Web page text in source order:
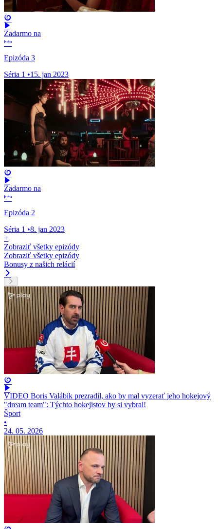
Zadarmo na
Epizóda 3
Séria 1 •15. jan 2023
Zadarmo na
Epizóda 2
Séria 1 •8. jan 2023
+
Zobraziť všetky epizódy
Zobraziť všetky epizódy
Bonusy z našich relácií
VIDEO Boris Valábik prezradil, ako by mal vyzerať jeho hokejový
"dream team": Týchto hokejistov by si vybral!
Šport
•
24. 05. 2026